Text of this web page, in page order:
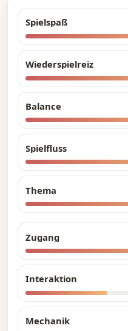
Spielspaß
Wiederspielreiz
Balance
Spielfluss
Thema
Zugang
Interaktion
Mechanik